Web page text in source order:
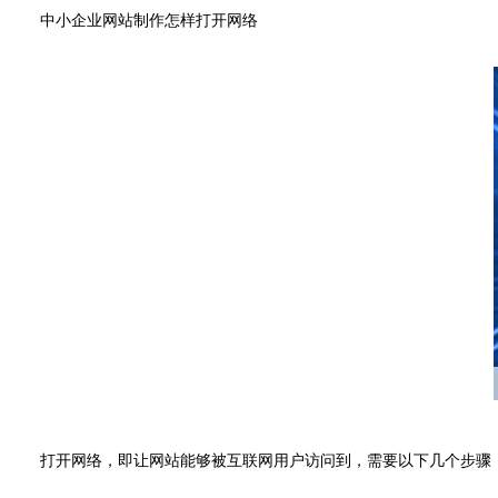
中小企业网站制作怎样打开网络
打开网络，即让网站能够被互联网用户访问到，需要以下几个步骤